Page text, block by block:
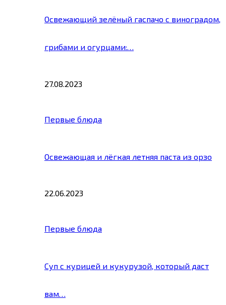
Освежающий зелёный гаспачо с виноградом,
грибами и огурцами:…
27.08.2023
Первые блюда
Освежающая и лёгкая летняя паста из орзо
22.06.2023
Первые блюда
Суп с курицей и кукурузой, который даст
вам…